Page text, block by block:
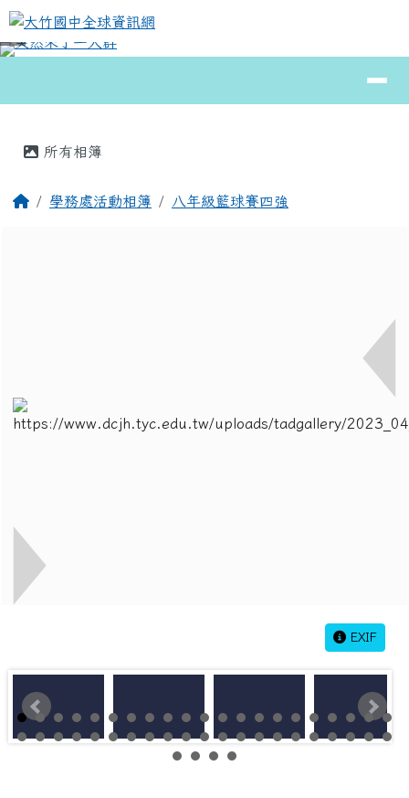
跳至主內容區
大竹國中全球資訊網
⏸
所有相簿
回首頁學務處活動相簿 八年級籃球賽四強
EXIF